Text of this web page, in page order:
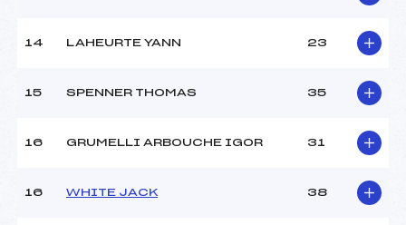
14 LAHEURTE YANN 23
15 SPENNER THOMAS 35
16 GRUMELLI ARBOUCHE IGOR 31
16 WHITE JACK 38